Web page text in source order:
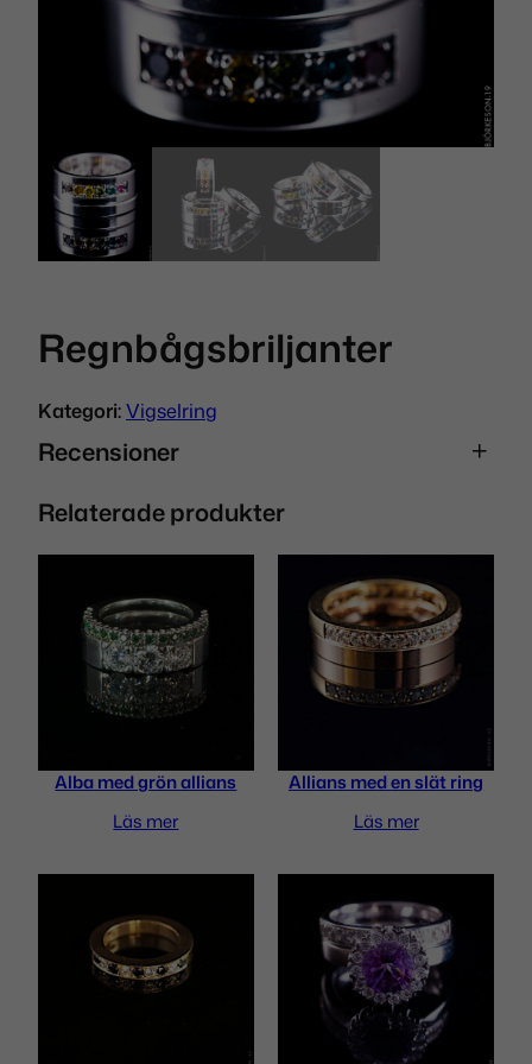
Regnbågsbriljanter
Kategori:Vigselring
Recensioner
0 recensioner av Regnbågsbriljanter
Bli först med att recensera
”Regnbågsbriljanter”
Din e-postadress kommer inte publiceras.
Obligatoriska fält är märkta
Din recension*
Relaterade produkter
Alba med grön allians
Läs mer
Allians med en slät ring
Läs mer